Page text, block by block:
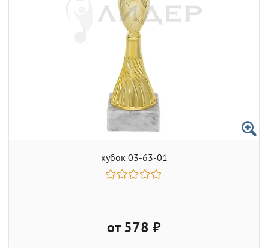
кубок 03-63-01
от 578 ₽